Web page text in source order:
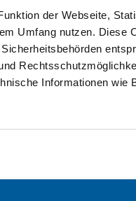
der Webseite,
Umfang nutzen.
Informationen wie